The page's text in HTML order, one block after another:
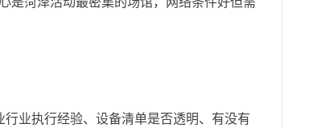
业执行经验、设备清单是否透明、有没有